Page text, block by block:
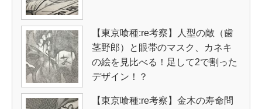
【東京喰種:re考察】人型の敵（歯
茎野郎）と眼帯のマスク、カネキ
の絵を見比べる！足して2で割った
デザイン！？
【東京喰種:re考察】金木の寿命問